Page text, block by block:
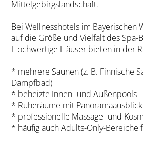
Mittelgebirgslandschaft.
Bei Wellnesshotels im Bayerischen
auf die Größe und Vielfalt des Spa-
Hochwertige Häuser bieten in der
* mehrere Saunen (z. B. Finnische
Dampfbad)
* beheizte Innen- und Außenpools
* Ruheräume mit Panoramaausblick
* professionelle Massage- und
* häufig auch Adults-Only-Bereiche